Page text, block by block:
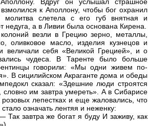
к Аполлону, чтобы бог охранил
молитва слетела с его губ внятная и
недуга, а в Ливии была основана Кирена.
везли в Грецию зерно, металлы,
оливковое масло, изделия кузнецов и
величали себя «Великой Грецией», и о
чудеса. В Таренте было больше
говорили: «Мы одни живем по-
В сицилийском Акраганте дома и обеды
сказал: «Здешние люди строятся
словно им завтра умереть». А в Сибарисе
лепестках и еще жаловались, что
означать лентяя и неженку:
завтра же богат я буду И заживу, как